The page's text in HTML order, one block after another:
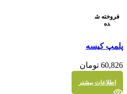
فروخته ش
ده
نمایش سریع
پلمپ کیسه
60,826 تومان
اطلاعات بیشتر